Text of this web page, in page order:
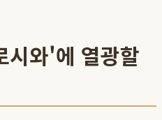
시와'에 열광할